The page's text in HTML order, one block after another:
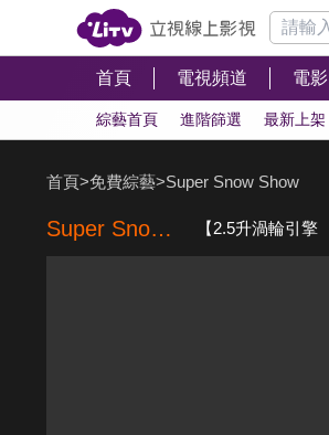
首頁 電視頻道 電影
綜藝首頁 進階篩選 最新上架
首頁>免費綜藝>Super Snow Show
Super Snow Show